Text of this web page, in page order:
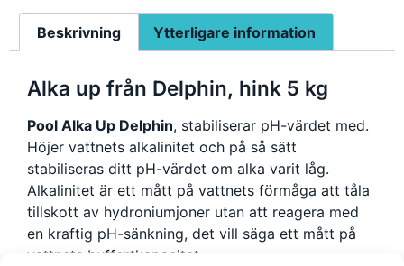
Beskrivning Ytterligare information
Alka up från Delphin, hink 5 kg
Pool Alka Up Delphin, stabiliserar pH-värdet med.
Höjer vattnets alkalinitet och på så sätt
stabiliseras ditt pH-värdet om alka varit låg.
Alkalinitet är ett mått på vattnets förmåga att tåla
tillskott av hydroniumjoner utan att reagera med
en kraftig pH-sänkning, det vill säga ett mått på
vattnets buffertkapacitet.